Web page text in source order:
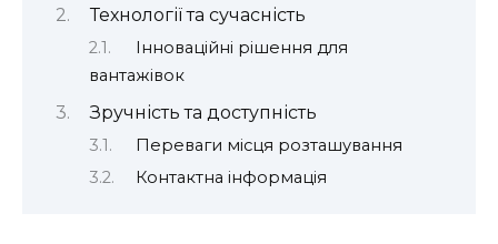
Технології та сучасність
Інноваційні рішення для
вантажівок
Зручність та доступність
Переваги місця розташування
Контактна інформація